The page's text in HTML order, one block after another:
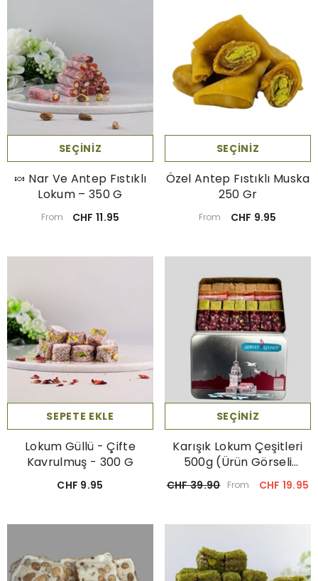
SEÇINIZ
🍬 Nar Ve Antep Fıstıklı
Lokum – 350 G
From CHF 11.95
SEÇINIZ
Özel Antep Fıstıklı Muska
250 Gr
From CHF 9.95
SEPETE EKLE
Lokum Güllü - Çifte
Kavrulmuş - 300 G
CHF 9.95
SEÇINIZ
Karışık Lokum Çeşitleri
500g (Ürün Görseli
Örnek Amaçlıdır, Teslim
Edilen Içerik Farklılık
CHF 39.90 From CHF 19.95